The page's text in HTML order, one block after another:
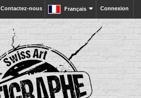
Connexion
Français
Contactez-nous